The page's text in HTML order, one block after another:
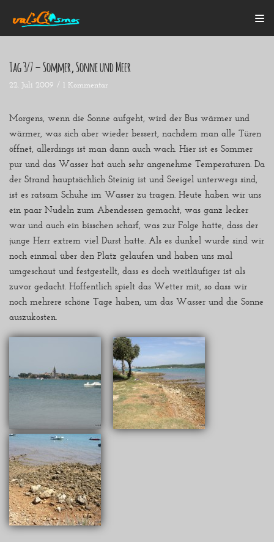
Zum
Inhalt
Startseite
Blogroll
Über mich
Tag 3/7 – Sommer, Sonne und Meer
22. Juli 2009 1 Kommentar
Morgens, wenn die Sonne aufgeht, wird der Bus wärmer und
wärmer, was sich aber wieder bessert, nachdem man alle Türen
öffnet, allerdings ist man dann auch wach. Hier ist es Sommer
pur und das Wasser hat auch sehr angenehme Temperaturen. Da
der Strand hauptsächlich Steinig ist und Seeigel unterwegs sind,
ist es ratsam Schuhe im Wasser zu tragen. Heute haben wir uns
ein paar Nudeln zum Abendessen gemacht, was ganz lecker
war und auch ein bisschen scharf, was zur Folge hatte, dass der
junge Herr extrem viel Durst hatte. Als es dunkel wurde sind wir
noch einmal über den Platz gelaufen und haben uns mal
umgeschaut und festgestellt, dass es doch weitläufiger ist als
zuvor gedacht. Hoffentlich spielt das Wetter mit, so dass wir
noch mehrere schöne Tage haben, um das Wasser und die Sonne
auszukosten.